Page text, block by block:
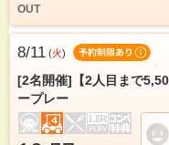
OUT
8/11 (火)
[2名開催]【2人目まで
ープレー